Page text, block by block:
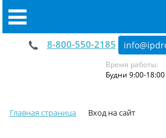
8-800-550-2185
Время работы:
Будни 9:00-18:00
Главная страница Вход на сайт